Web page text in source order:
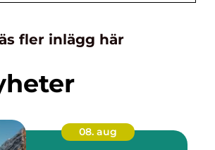
fler inlägg här
08. aug